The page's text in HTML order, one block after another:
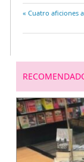
Entrada
Cuatro aficiones